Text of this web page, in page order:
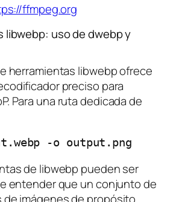
ffmpeg.org
libwebp: uso de dwebp y
herramientas libwebp ofrece
preciso para
Para una ruta dedicada de
de libwebp pueden ser
entender que un conjunto de
de imágenes de propósito